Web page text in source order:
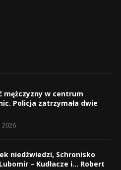
mężczyzny w centrum
Policja zatrzymała dwie
2026
niedźwiedzi, Schronisko
– Kudłacze i… Robert